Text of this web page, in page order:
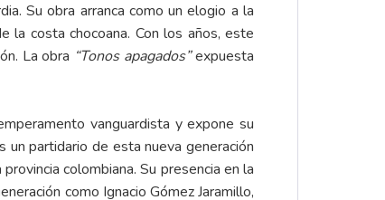
Su obra arranca como un elogio a la
la costa chocoana. Con los años, este
La obra “Tonos apagados”expuesta
vanguardista y expone su
partidario de esta nueva generación
colombiana. Su presencia en la
como Ignacio Gómez Jaramillo,